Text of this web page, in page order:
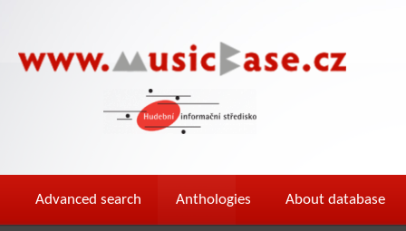
Advanced search Anthologies About database